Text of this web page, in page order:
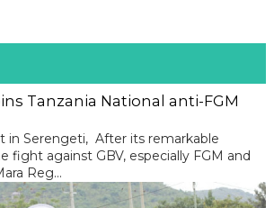
Tanzania National anti-FGM
in Serengeti, After its remarkable
fight against GBV, especially FGM and
Reg...